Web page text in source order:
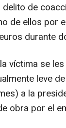
de
de ellos por
durante
víctima se
leve
a la
obra por el